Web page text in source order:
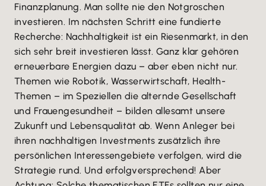
Finanzplanung. Man sollte nie den Notgroschen
investieren. Im nächsten Schritt eine fundierte
Recherche: Nachhaltigkeit ist ein Riesenmarkt, in den
sich sehr breit investieren lässt. Ganz klar gehören
erneuerbare Energien dazu – aber eben nicht nur.
Themen wie Robotik, Wasserwirtschaft, Health-
Themen – im Speziellen die alternde Gesellschaft
und Frauengesundheit – bilden allesamt unsere
Zukunft und Lebensqualität ab. Wenn Anleger bei
ihren nachhaltigen Investments zusätzlich ihre
persönlichen Interessengebiete verfolgen, wird die
Strategie rund. Und erfolgversprechend! Aber